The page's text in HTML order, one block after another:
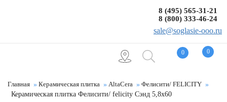
0 0
8 (495) 565-31-21
8 (800) 333-46-24
sale@soglasie-ooo.ru
Главная Керамическая плитка AltaCera
Фелисити/ FELICITY
Керамическая плитка Фелисити/ felicity Сэнд 5,8x60